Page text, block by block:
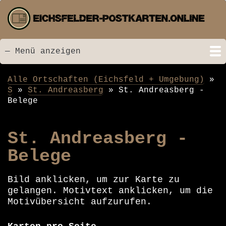
zum
Inhalt
Menü
— Menü anzeigen
Startseite
Neu hinzugefügt
Postkarten
Bildarchiv
Videos
Suche
Kontakt
Links
Spende
Pfadnavigation
Alle Ortschaften (Eichsfeld + Umgebung)
S
St. Andreasberg
St. Andreasberg -
Belege
St. Andreasberg -
Belege
Bild anklicken, um zur Karte zu
gelangen. Motivtext anklicken, um die
Motivübersicht aufzurufen.